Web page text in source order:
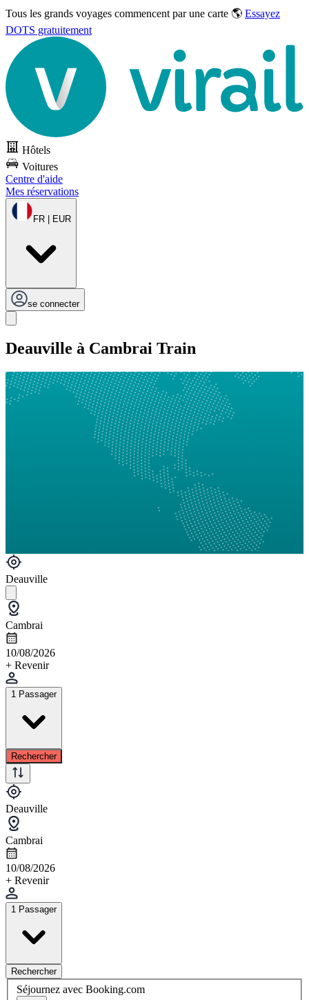
Tous les grands voyages commencent par une carte 🌎 Essayez
DOTS gratuitement
Hôtels
Voitures
Centre d'aide
Mes réservations
FR | EUR
se connecter
Deauville à Cambrai Train
Deauville
Cambrai
10/08/2026
+ Revenir
1 Passager
Rechercher
Deauville
Cambrai
10/08/2026
+ Revenir
1 Passager
Rechercher
Séjournez avec Booking.com